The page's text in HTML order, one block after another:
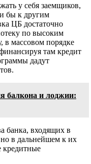
у себя заемщиков,
бы к другим
ЦБ достаточно
по высоким
в массовом порядке
там кредит
дадут
балкона и лоджии:
банка, входящих в
в дальнейшем к их
кредитные